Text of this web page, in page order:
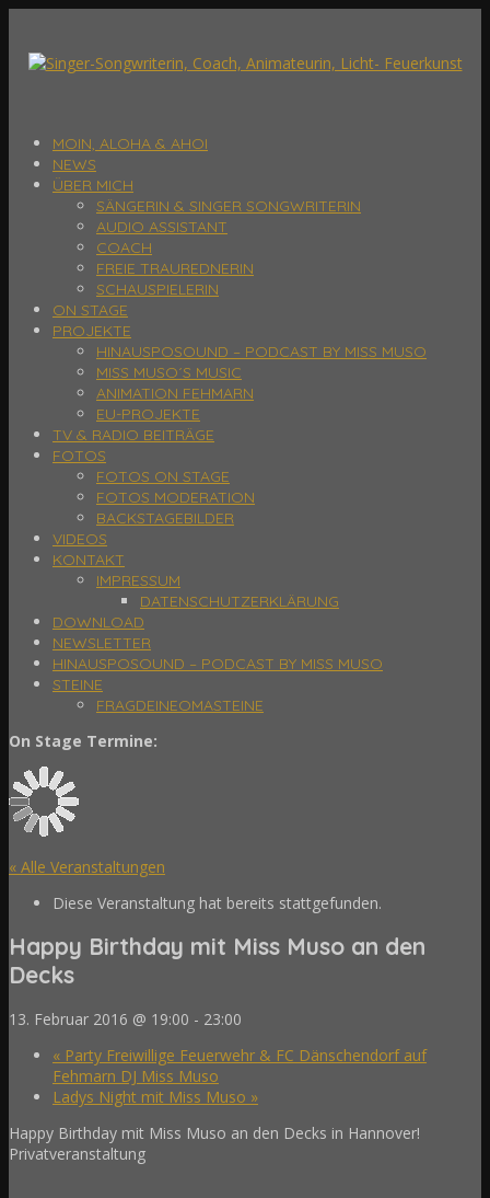
MOIN, ALOHA & AHOI
NEWS
ÜBER MICH
SÄNGERIN & SINGER SONGWRITERIN
AUDIO ASSISTANT
COACH
FREIE TRAUREDNERIN
SCHAUSPIELERIN
ON STAGE
PROJEKTE
HINAUSPOSOUND – PODCAST BY MISS MUSO
MISS MUSO´S MUSIC
ANIMATION FEHMARN
EU-PROJEKTE
TV & RADIO BEITRÄGE
FOTOS
FOTOS ON STAGE
FOTOS MODERATION
BACKSTAGEBILDER
VIDEOS
KONTAKT
IMPRESSUM
DATENSCHUTZERKLÄRUNG
DOWNLOAD
NEWSLETTER
HINAUSPOSOUND – PODCAST BY MISS MUSO
STEINE
FRAGDEINEOMASTEINE
On Stage Termine:
« Alle Veranstaltungen
Diese Veranstaltung hat bereits stattgefunden.
Happy Birthday mit Miss Muso an den
Decks
13. Februar 2016 @ 19:00 - 23:00
« Party Freiwillige Feuerwehr & FC Dänschendorf auf
Fehmarn DJ Miss Muso
Ladys Night mit Miss Muso »
Happy Birthday mit Miss Muso an den Decks in Hannover!
Privatveranstaltung